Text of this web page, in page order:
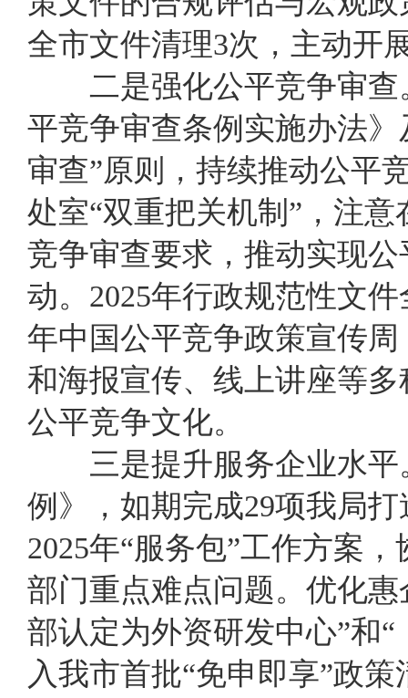
全市文件清理3次，主动开
二是强化公平竞争审
平竞争审查条例实施办法
审查”原则，持续推动公平
处室“双重把关机制”，注
竞争审查要求，推动实现
动。2025年行政规范性文件
年中国公平竞争政策宣传
和海报宣传、线上讲座等
公平竞争文化。
三是提升服务企业水平
例 》 ，如期完成29项我局打
2025年“服务包”工作方案
部门重点难点问题。优化
部认定为外资研发中心”和
入我市首批“免申即享”政